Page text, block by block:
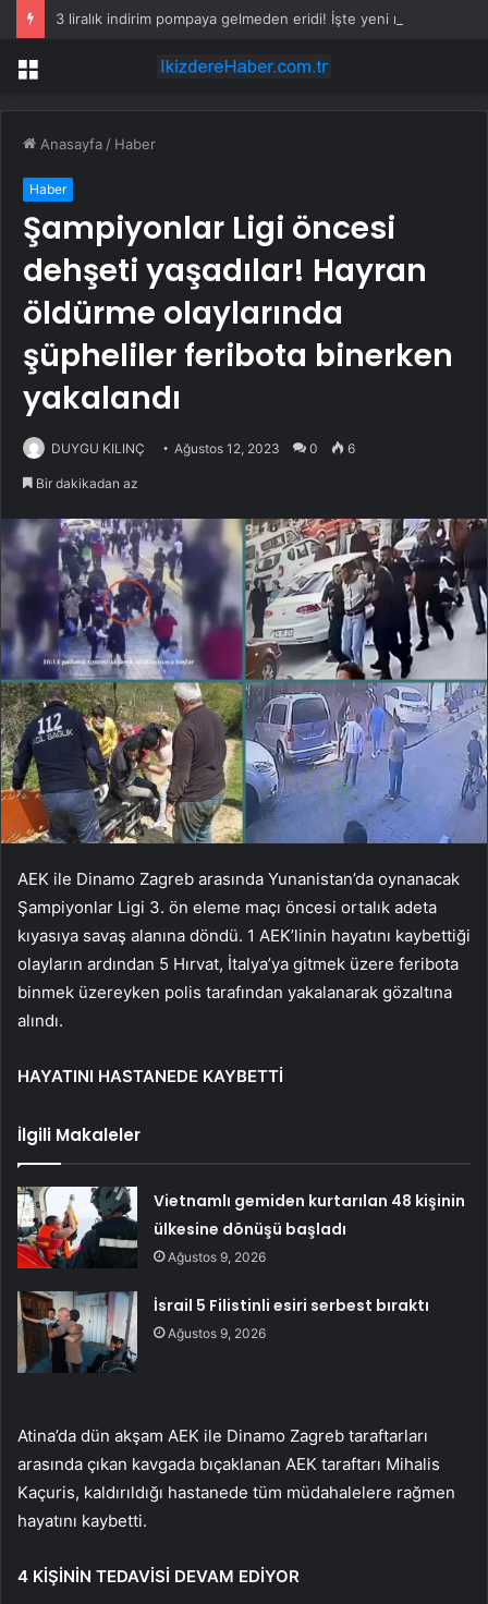
Menü
Anasayfa / Haber
Haber
Şampiyonlar Ligi öncesi
dehşeti yaşadılar! Hayran
öldürme olaylarında
şüpheliler feribota binerken
yakalandı
DUYGU KILINÇ Ağustos 12, 2023 0 6
Bir dakikadan az
AEK ile Dinamo Zagreb arasında Yunanistan’da oynanacak
Şampiyonlar Ligi 3. ön eleme maçı öncesi ortalık adeta
kıyasıya savaş alanına döndü. 1 AEK’linin hayatını kaybettiği
olayların ardından 5 Hırvat, İtalya’ya gitmek üzere feribota
binmek üzereyken polis tarafından yakalanarak gözaltına
alındı.
HAYATINI HASTANEDE KAYBETTİ
İlgili Makaleler
Vietnamlı gemiden kurtarılan 48 kişinin
ülkesine dönüşü başladı
Ağustos 9, 2026
İsrail 5 Filistinli esiri serbest bıraktı
Ağustos 9, 2026
Atina’da dün akşam AEK ile Dinamo Zagreb taraftarları
arasında çıkan kavgada bıçaklanan AEK taraftarı Mihalis
Kaçuris, kaldırıldığı hastanede tüm müdahalelere rağmen
hayatını kaybetti.
4 KİŞİNİN TEDAVİSİ DEVAM EDİYOR